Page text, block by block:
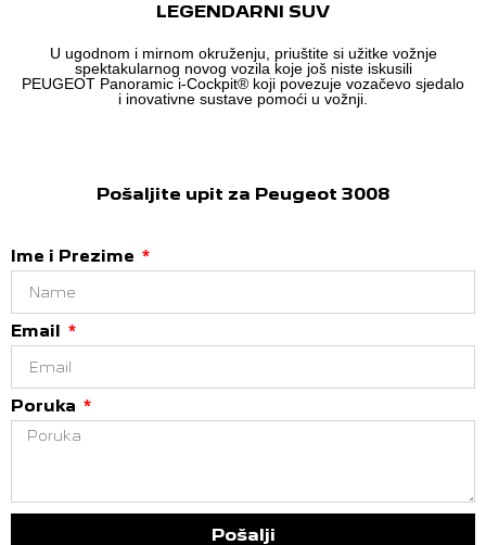
LEGENDARNI SUV
U ugodnom i mirnom okruženju, priuštite si užitke vožnje
spektakularnog novog vozila koje još niste iskusili
PEUGEOT Panoramic i-Cockpit® koji povezuje vozačevo sjedalo
i inovativne sustave pomoći u vožnji.
Pošaljite upit za Peugeot 3008
Ime i Prezime
Email
Poruka
Pošalji